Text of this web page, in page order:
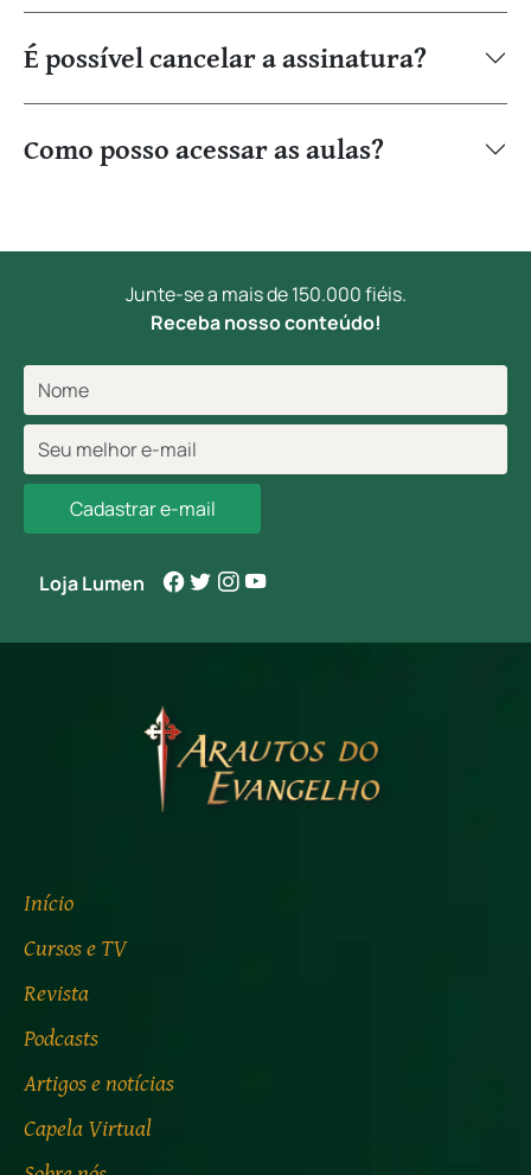
É possível cancelar a assinatura?
Como posso acessar as aulas?
Junte-se a mais de 150.000 fiéis.
Receba nosso conteúdo!
Cadastrar e-mail
Loja Lumen
Início
Cursos e TV
Revista
Podcasts
Artigos e notícias
Capela Virtual